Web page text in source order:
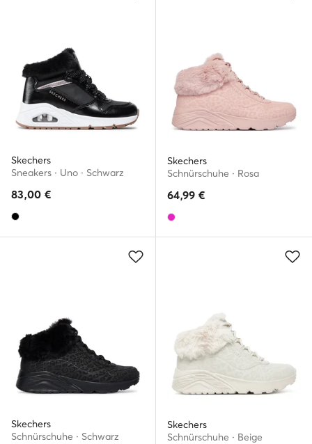
Skechers
Sneakers · Uno · Schwarz
83,00 €
Skechers
Schnürschuhe · Rosa
64,99 €
Skechers
Schnürschuhe · Schwarz
Skechers
Schnürschuhe · Beige